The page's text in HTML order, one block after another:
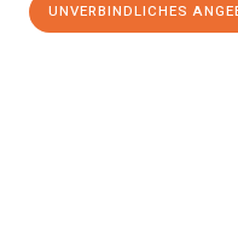
UNVERBINDLICHES